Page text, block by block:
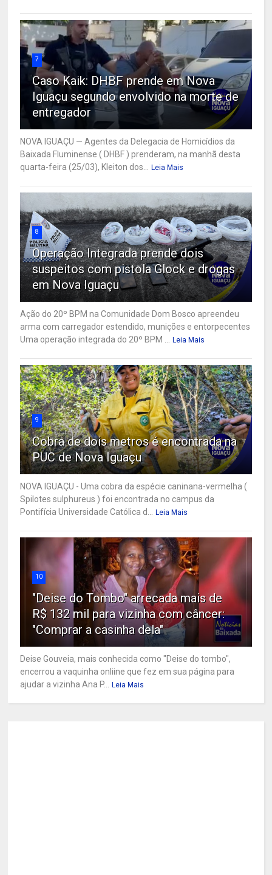
7
Caso Kaik: DHBF prende em Nova
Iguaçu segundo envolvido na morte de
entregador
NOVA IGUAÇU — Agentes da Delegacia de Homicídios da
Baixada Fluminense ( DHBF ) prenderam, na manhã desta
quarta-feira (25/03), Kleiton dos...
Leia Mais
8
Operação Integrada prende dois
suspeitos com pistola Glock e drogas
em Nova Iguaçu
Ação do 20º BPM na Comunidade Dom Bosco apreendeu
arma com carregador estendido, munições e entorpecentes
Uma operação integrada do 20º BPM ...
Leia Mais
9
Cobra de dois metros é encontrada na
PUC de Nova Iguaçu
NOVA IGUAÇU - Uma cobra da espécie caninana-vermelha (
Spilotes sulphureus ) foi encontrada no campus da
Pontifícia Universidade Católica d...
Leia Mais
10
"Deise do Tombo" arrecada mais de
R$ 132 mil para vizinha com câncer:
"Comprar a casinha dela"
Deise Gouveia, mais conhecida como "Deise do tombo",
encerrou a vaquinha onliine que fez em sua página para
ajudar a vizinha Ana P...
Leia Mais